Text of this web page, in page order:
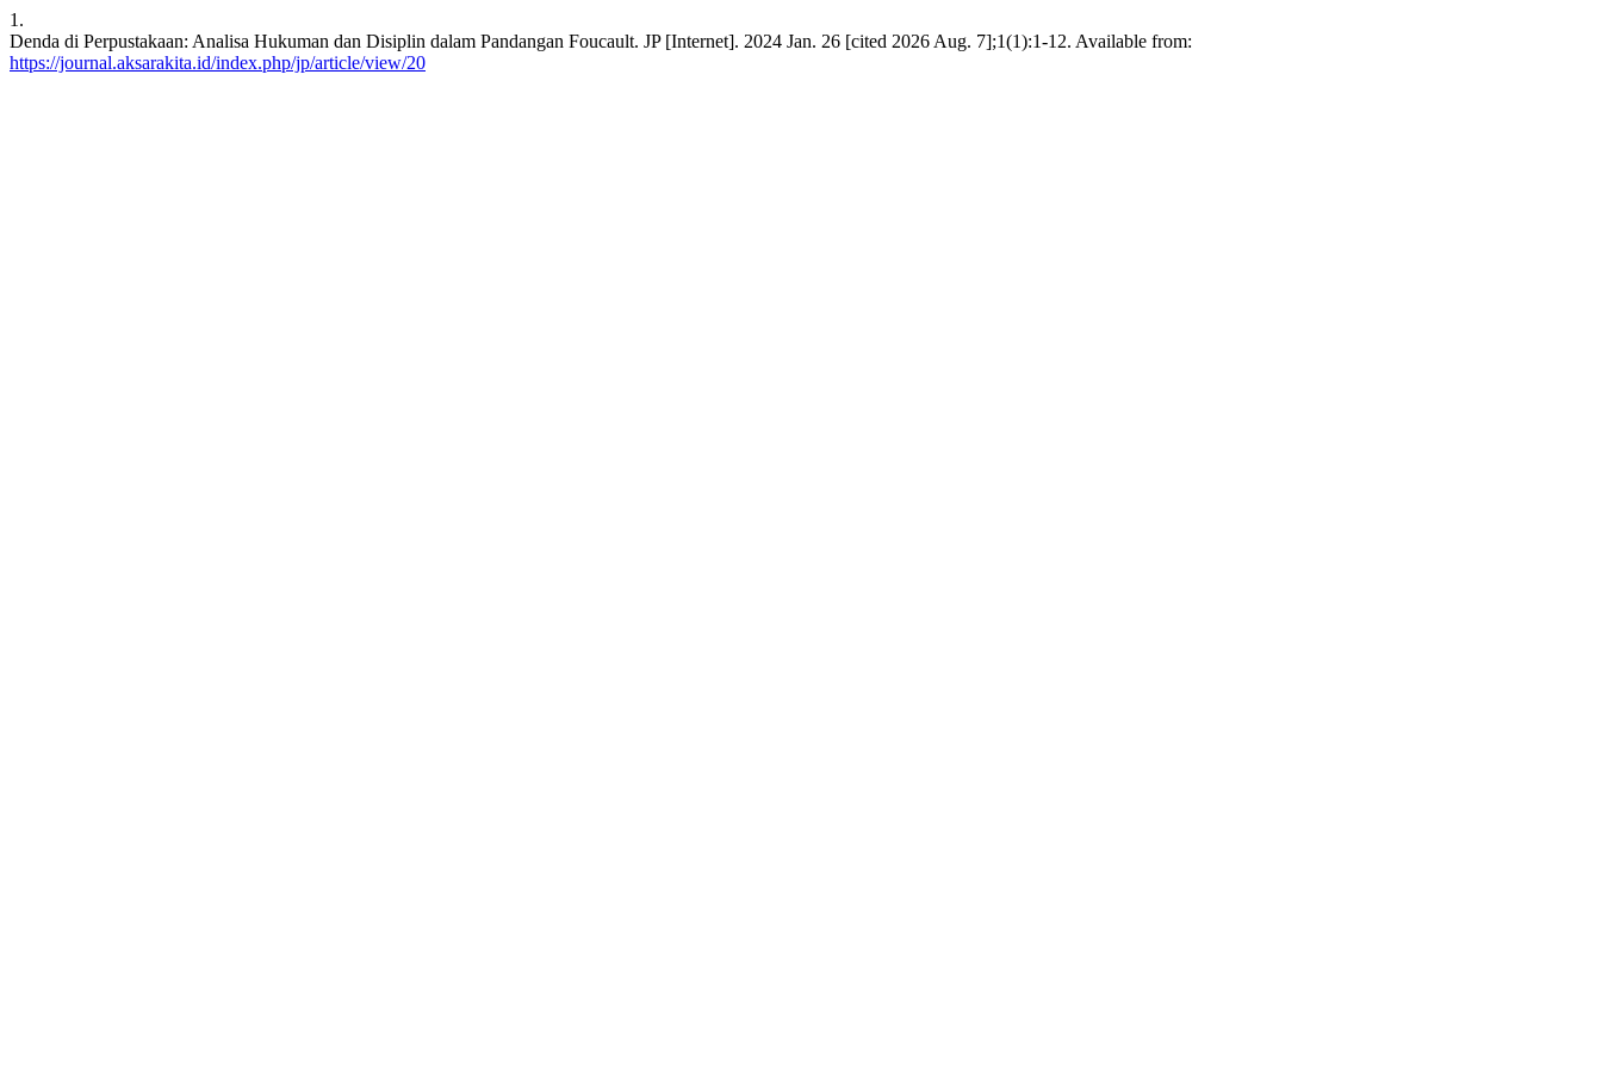
1.
Denda di Perpustakaan: Analisa Hukuman dan Disiplin dalam Pandangan Foucault. JP [Internet]. 2024 Jan. 26 [cited 2026 Aug. 7];1(1):1-12. Available from:
https://journal.aksarakita.id/index.php/jp/article/view/20